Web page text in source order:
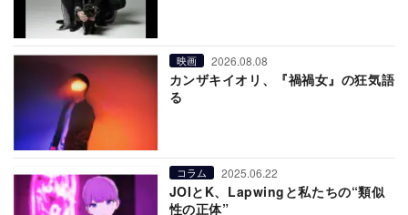
映画 2026.08.08
カンザキイオリ、『禍禍女』の狂気語
る
コラム 2025.06.22
JOIとK、Lapwingと私たちの“類似
性の正体”